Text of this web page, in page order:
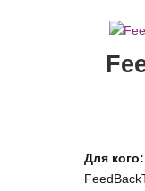
Для кого: